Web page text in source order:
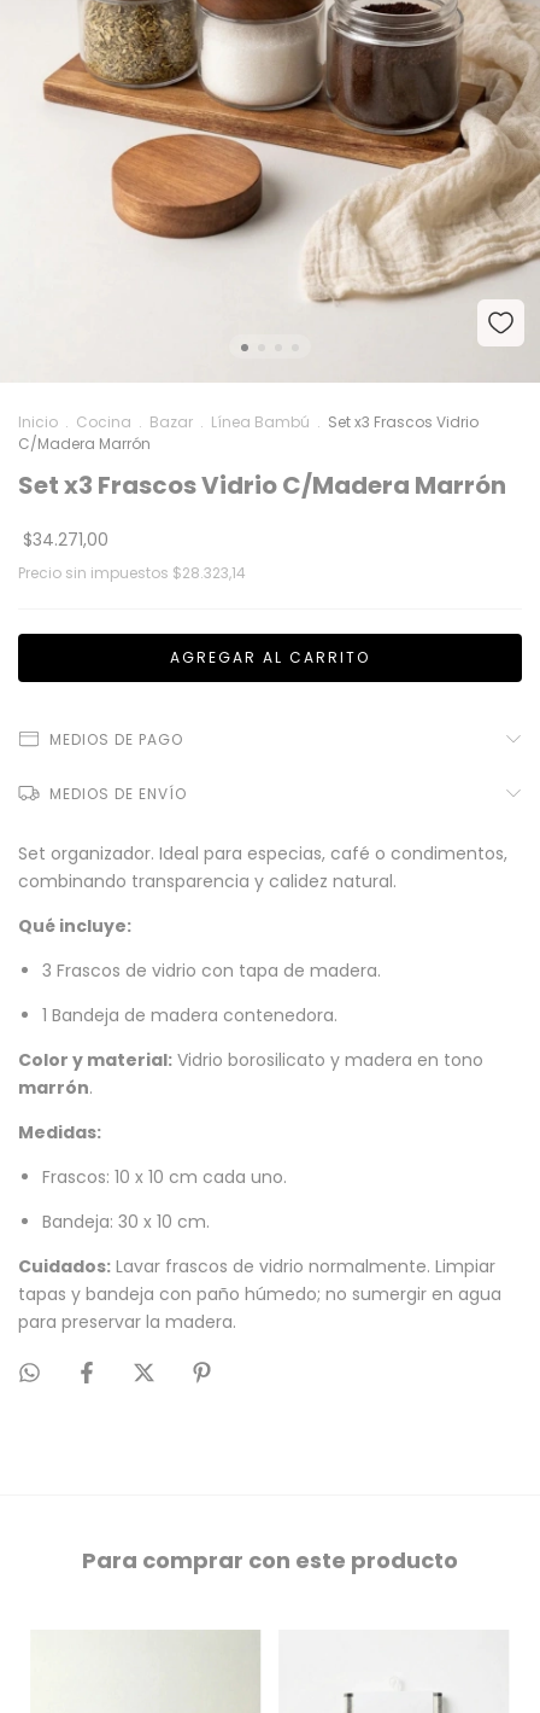
Inicio . Cocina . Bazar . Línea Bambú . Set x3 Frascos Vidrio
C/Madera Marrón
Set x3 Frascos Vidrio C/Madera Marrón
$34.271,00
Precio sin impuestos $28.323,14
MEDIOS DE PAGO
MEDIOS DE ENVÍO
Set organizador. Ideal para especias, café o condimentos,
combinando transparencia y calidez natural.
Qué incluye:
3 Frascos de vidrio con tapa de madera.
1 Bandeja de madera contenedora.
Color y material: Vidrio borosilicato y madera en tono
marrón.
Medidas:
Frascos: 10 x 10 cm cada uno.
Bandeja: 30 x 10 cm.
Cuidados: Lavar frascos de vidrio normalmente. Limpiar
tapas y bandeja con paño húmedo; no sumergir en agua
para preservar la madera.
Para comprar con este producto